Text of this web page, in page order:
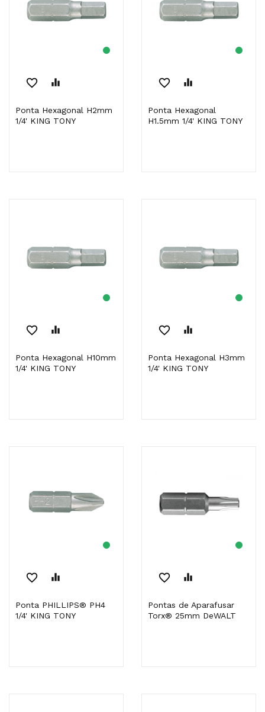
favorite_border equalizer
Ponta Hexagonal H2mm
1/4' KING TONY
favorite_border equalizer
Ponta Hexagonal
H1.5mm 1/4' KING TONY
favorite_border equalizer
Ponta Hexagonal H10mm
1/4' KING TONY
favorite_border equalizer
Ponta Hexagonal H3mm
1/4' KING TONY
favorite_border equalizer
Ponta PHILLIPS® PH4
1/4' KING TONY
favorite_border equalizer
Pontas de Aparafusar
Torx® 25mm DeWALT